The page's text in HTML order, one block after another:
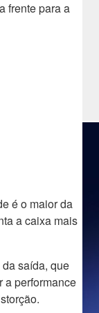
frente para a
é o maior da
a caixa mais
saída, que
a performance